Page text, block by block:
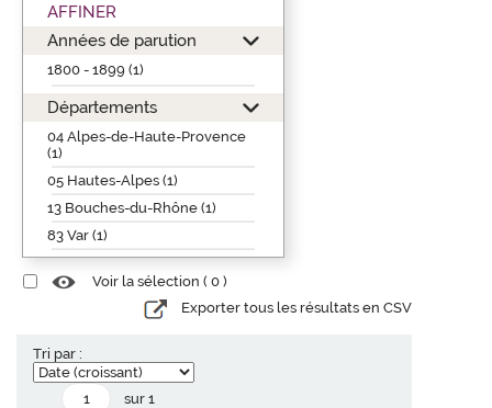
AFFINER
Années de parution
1800 - 1899 (1)
Départements
04 Alpes-de-Haute-Provence
(1)
05 Hautes-Alpes (1)
13 Bouches-du-Rhône (1)
83 Var (1)
Voir la sélection ( 0 )
Exporter tous les résultats en CSV
Tri par :
sur 1